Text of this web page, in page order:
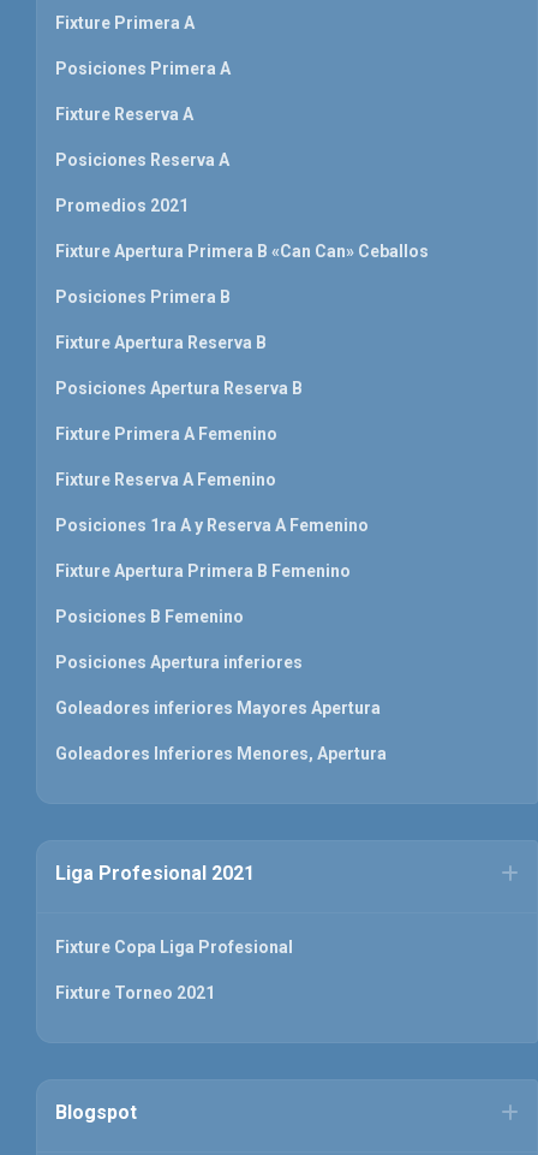
Fixture Primera A
Posiciones Primera A
Fixture Reserva A
Posiciones Reserva A
Promedios 2021
Fixture Apertura Primera B «Can Can» Ceballos
Posiciones Primera B
Fixture Apertura Reserva B
Posiciones Apertura Reserva B
Fixture Primera A Femenino
Fixture Reserva A Femenino
Posiciones 1ra A y Reserva A Femenino
Fixture Apertura Primera B Femenino
Posiciones B Femenino
Posiciones Apertura inferiores
Goleadores inferiores Mayores Apertura
Goleadores Inferiores Menores, Apertura
Liga Profesional 2021
Fixture Copa Liga Profesional
Fixture Torneo 2021
Blogspot